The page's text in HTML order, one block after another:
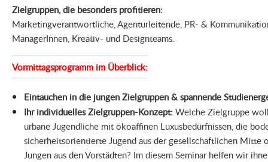
Zielgruppen, die besonders profitieren:
Marketingverantwortliche, Agenturleitende, PR- &
ManagerInnen, Kreativ- und Designteams.
Vormittagsprogramm im Überblick:
Eintauchen in die jungen Zielgruppen & spannende
Ihr individuelles Zielgruppen-Konzept: Welche Zielgruppe
urbane Jugendliche mit ökoaffinen Luxusbedürfnissen, die
sicherheitsorientierte Jugend aus der gesellschaftlichen Mitte
Jungen aus den Vorstädten? Im diesem Seminar helfen wir